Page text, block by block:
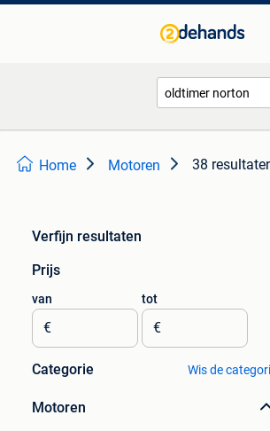
Home Motoren 38
Verfijn resultaten
Prijs
van
€
tot
€
Categorie Wis de
Motoren